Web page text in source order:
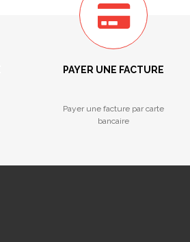
PAYER UNE FACTURE
Payer une facture par carte
bancaire